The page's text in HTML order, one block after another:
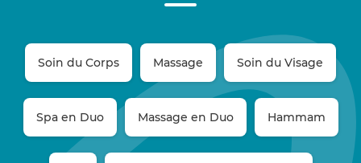
Soin du Corps Massage Soin du Visage
Spa en Duo Massage en Duo Hammam